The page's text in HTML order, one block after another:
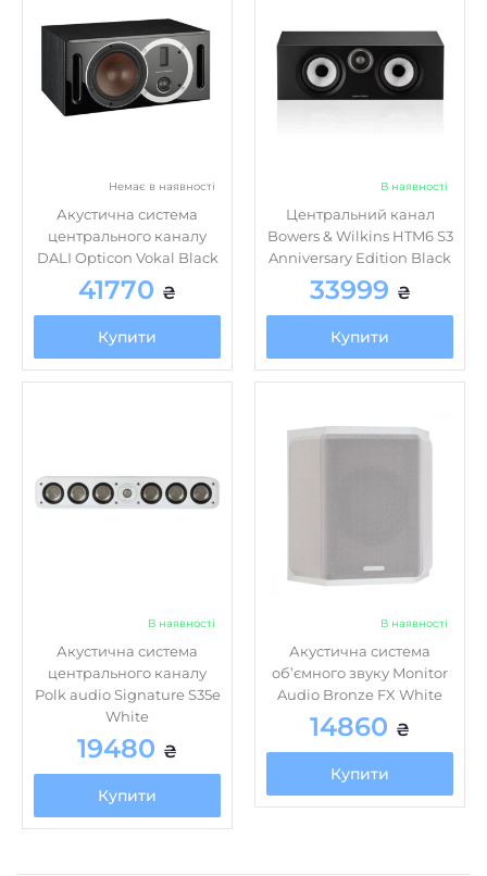
Діаметр НЧ дифузора, дюйм
Док-станція немає
Інтернет-радіо немає
Матеріал корпусу пластик
Пиловологозахищений корпус немає
Підсилювач немає
Пульт ДК немає
Регулювання високих частот немає
немає
RCA
Вбудована
Чутливість, дБ/Вт/м 90
Фазоінвертор
Функція Power Bank немає
Немає в наявності
Акустична система
центрального каналу
DALI Opticon Vokal Black
41770 ₴
Купити
В наявності
Центральний канал
Bowers & Wilkins HTM6 S3
Anniversary Edition Black
33999 ₴
Купити
В наявності
Акустична система
центрального каналу
Polk audio Signature S35e
White
19480 ₴
Купити
В наявності
Акустична система
об’ємного звуку Monitor
Audio Bronze FX White
14860 ₴
Купити